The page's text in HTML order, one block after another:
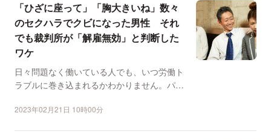
「ひざに座って」「胸大きいね」数々
のセクハラでクビになった男性 それ
でも裁判所が「解雇無効」と判断した
ワケ
日々問題なく働いている人でも、いつ労働ト
ラブルに巻き込まれるかわかりません。パワ
2023年02月21日 10時00分